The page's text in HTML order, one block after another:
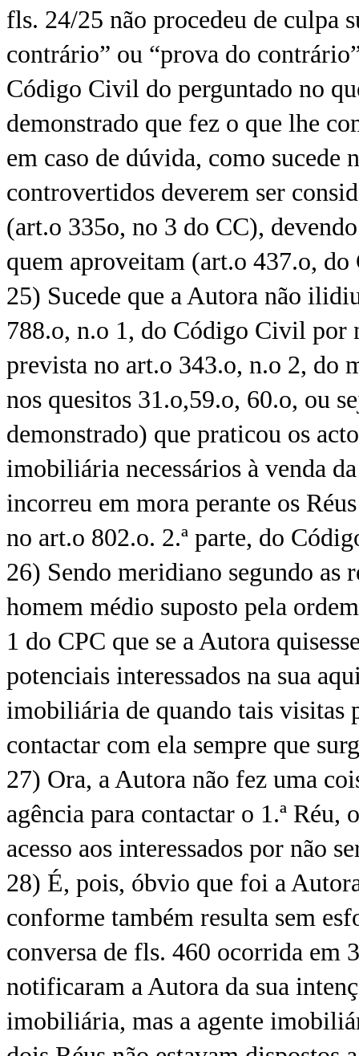
fls. 24/25 não procedeu de culpa
contrário” ou “prova do
Código Civil do perguntado no
demonstrado que fez o que lhe
em caso de dúvida, como sucede
controvertidos deverem ser
(art.o 335o, no 3 do CC),
quem aproveitam (art.o 437.o, do
25) Sucede que a Autora não
788.o, n.o 1, do Código Civil por
prevista no art.o 343.o, n.o 2, do
nos quesitos 31.o,59.o, 60.o, ou
demonstrado) que praticou os
imobiliária necessários à venda
incorreu em mora perante os
no art.o 802.o. 2.ª parte, do
26) Sendo meridiano segundo as
homem médio suposto pela
1 do CPC que se a Autora
potenciais interessados na sua
imobiliária de quando tais visitas
contactar com ela sempre que
27) Ora, a Autora não fez uma
agência para contactar o 1.ª
acesso aos interessados por não
28) É, pois, óbvio que foi a
conforme também resulta sem
conversa de fls. 460 ocorrida em
notificaram a Autora da sua
imobiliária, mas a agente